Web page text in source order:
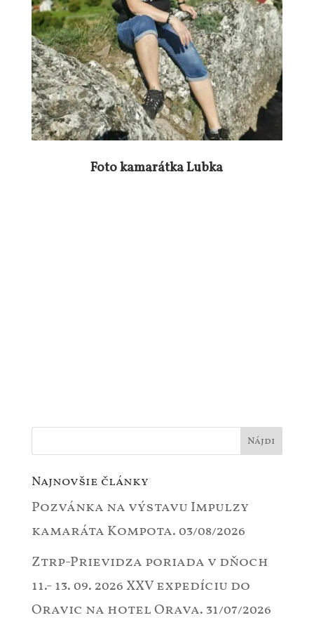
Foto kamarátka Lubka
Najnovšie články
Pozvánka na výstavu Impulzy
kamaráta Kompota. 03/08/2026
Ztrp-Prievidza poriada v dňoch
11.- 13. 09. 2026 XXV expedíciu do
Oravic na hotel Orava. 31/07/2026